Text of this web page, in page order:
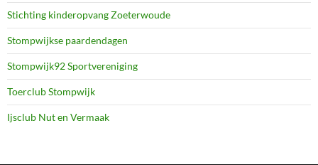
Stichting kinderopvang Zoeterwoude
Stompwijkse paardendagen
Stompwijk92 Sportvereniging
Toerclub Stompwijk
Ijsclub Nut en Vermaak